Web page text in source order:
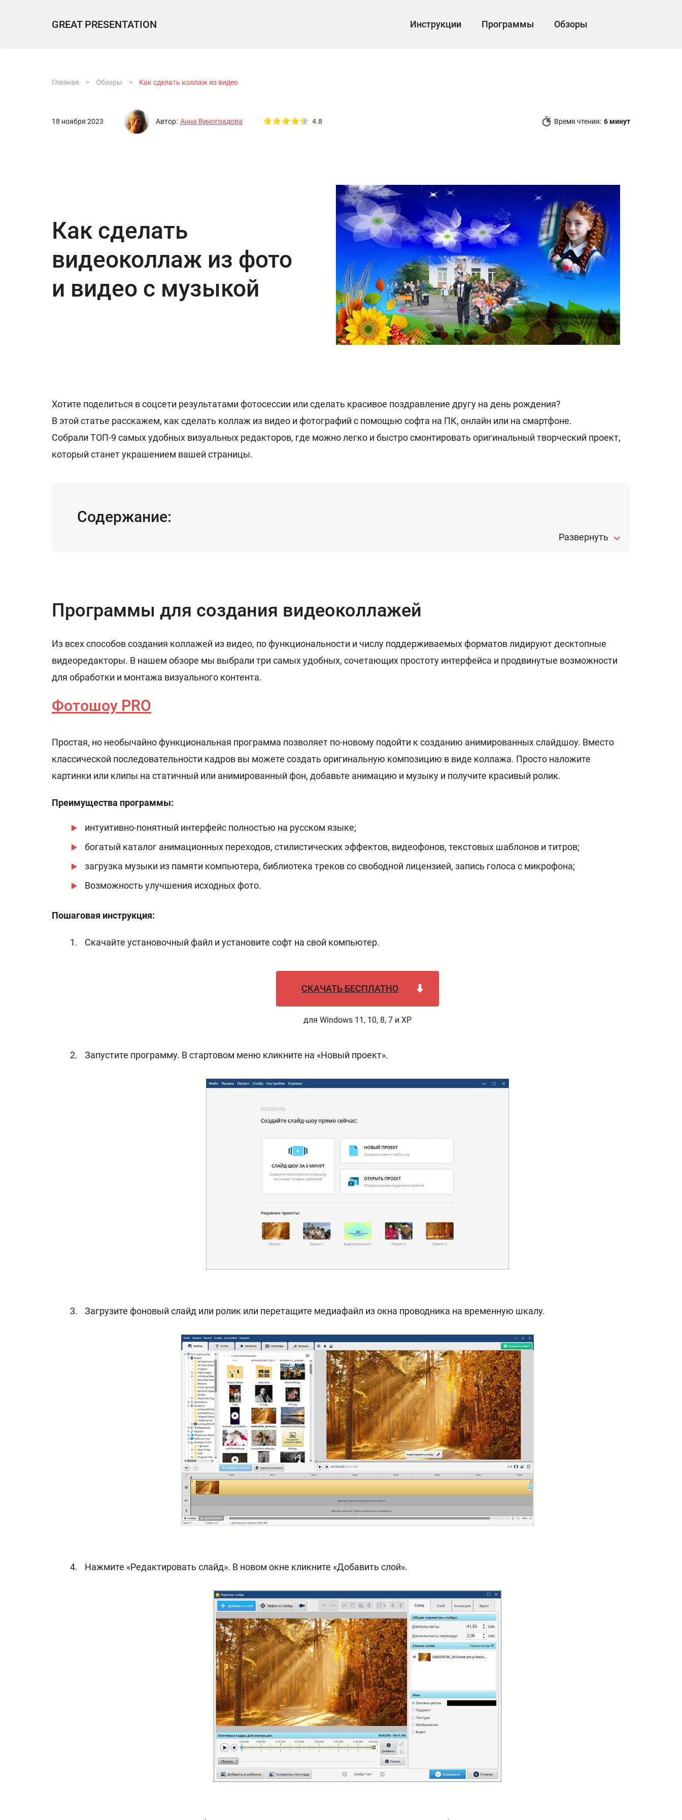
GREAT PRESENTATION Инструкции Программы Обзоры
Главная > Обзоры > Как сделать коллаж из видео
18 ноября 2023 Автор: Анна Виноградова 4.8 Время чтения: 6 минут
Как сделать
видеоколлаж из фото
и видео с музыкой
Хотите поделиться в соцсети результатами фотосессии или сделать красивое поздравление другу на день рождения?
В этой статье расскажем, как сделать коллаж из видео и фотографий с помощью софта на ПК, онлайн или на смартфоне.
Собрали ТОП-9 самых удобных визуальных редакторов, где можно легко и быстро смонтировать оригинальный творческий проект,
который станет украшением вашей страницы.
Содержание:
Развернуть
Программы для создания видеоколлажей
Из всех способов создания коллажей из видео, по функциональности и числу поддерживаемых форматов лидируют десктопные
видеоредакторы. В нашем обзоре мы выбрали три самых удобных, сочетающих простоту интерфейса и продвинутые возможности
для обработки и монтажа визуального контента.
Фотошоу PRO
Простая, но необычайно функциональная программа позволяет по-новому подойти к созданию анимированных слайдшоу. Вместо
классической последовательности кадров вы можете создать оригинальную композицию в виде коллажа. Просто наложите
картинки или клипы на статичный или анимированный фон, добавьте анимацию и музыку и получите красивый ролик.
Преимущества программы:
интуитивно-понятный интерфейс полностью на русском языке;
богатый каталог анимационных переходов, стилистических эффектов, видеофонов, текстовых шаблонов и титров;
загрузка музыки из памяти компьютера, библиотека треков со свободной лицензией, запись голоса с микрофона;
Возможность улучшения исходных фото.
Пошаговая инструкция:
Скачайте установочный файл и установите софт на свой компьютер.
СКАЧАТЬ БЕСПЛАТНО
для Windows 11, 10, 8, 7 и XP
Запустите программу. В стартовом меню кликните на «Новый проект».
Загрузите фоновый слайд или ролик или перетащите медиафайл из окна проводника на временную шкалу.
Нажмите «Редактировать слайд». В новом окне кликните «Добавить слой».